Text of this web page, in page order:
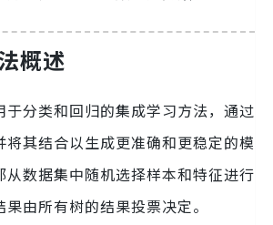
概述
于分类和回归的集成学习方法，通过
将其结合以生成更准确和更稳定的模
从数据集中随机选择样本和特征进行
由所有树的结果投票决定。